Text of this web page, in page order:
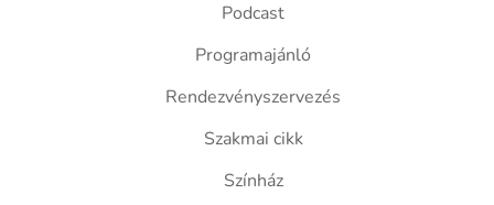
Podcast
Programajánló
Rendezvényszervezés
Szakmai cikk
Színház